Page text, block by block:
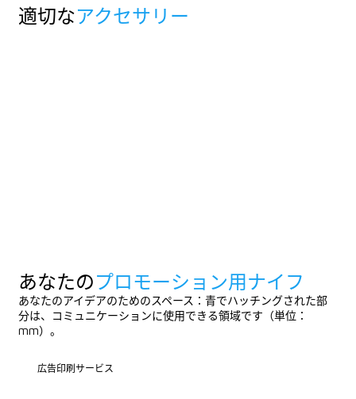
適切なアクセサリー
あなたの プロモーション用ナイフ
あなたのアイデアのためのスペース：青でハッチングされた部
分は、コミュニケーションに使用できる領域です（単位：
mm）。
広告印刷サービス